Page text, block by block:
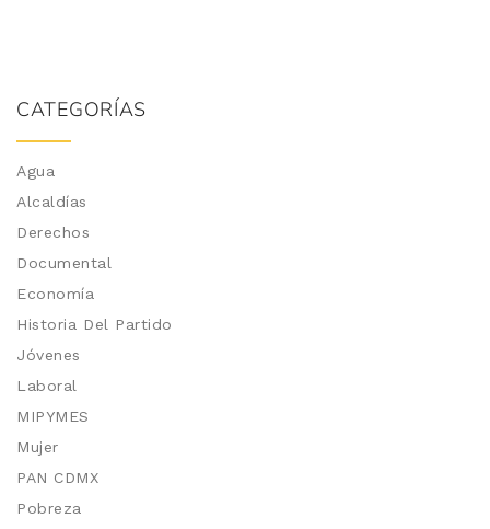
CATEGORÍAS
Agua
Alcaldías
Derechos
Documental
Economía
Historia Del Partido
Jóvenes
Laboral
MIPYMES
Mujer
PAN CDMX
Pobreza